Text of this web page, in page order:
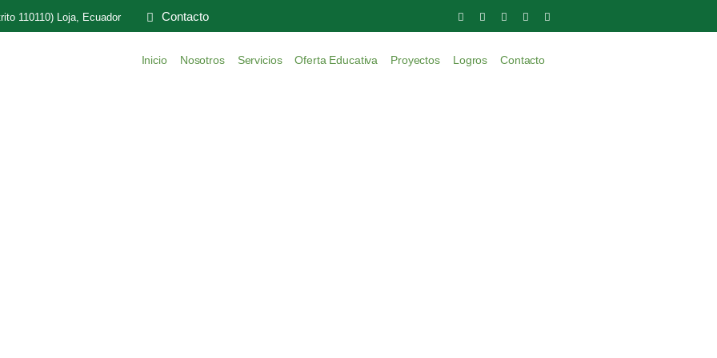
110110) Loja, Ecuador Contacto
Inicio Nosotros Servicios Oferta Educativa Proyectos Logros Contacto